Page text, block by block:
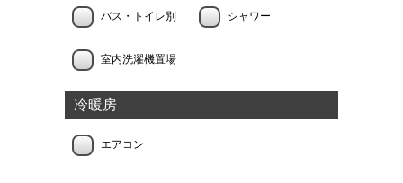
バス・トイレ別 シャワー
室内洗濯機置場
冷暖房
エアコン